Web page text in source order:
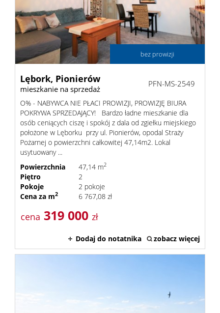
granicą
firmie
bez prowizji
Lębork, Pionierów
mieszkanie na sprzedaż
PFN-MS-2549
O% - NABYWCA NIE PŁACI PROWIZJI, PROWIZJĘ BIURA
POKRYWA SPRZEDAJĄCY! Bardzo ładne mieszkanie dla
osób ceniących ciszę i spokój z dala od zgiełku miejskiego
położone w Lęborku przy ul. Pionierów, opodal Straży
Pożarnej o powierzchni całkowitej 47,14m2. Lokal
usytuowany ...
Powierzchnia
47,14 m2
Piętro
2
Pokoje
2 pokoje
Cena za m2 6 767,08 zł
cena 319 000 zł
Dodaj do notatnika zobacz więcej